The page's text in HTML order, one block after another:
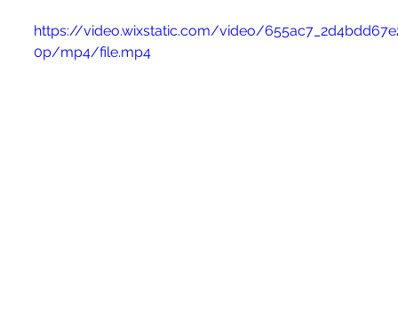
https://video.wixstatic.com/video/
0p/mp4/file.mp4